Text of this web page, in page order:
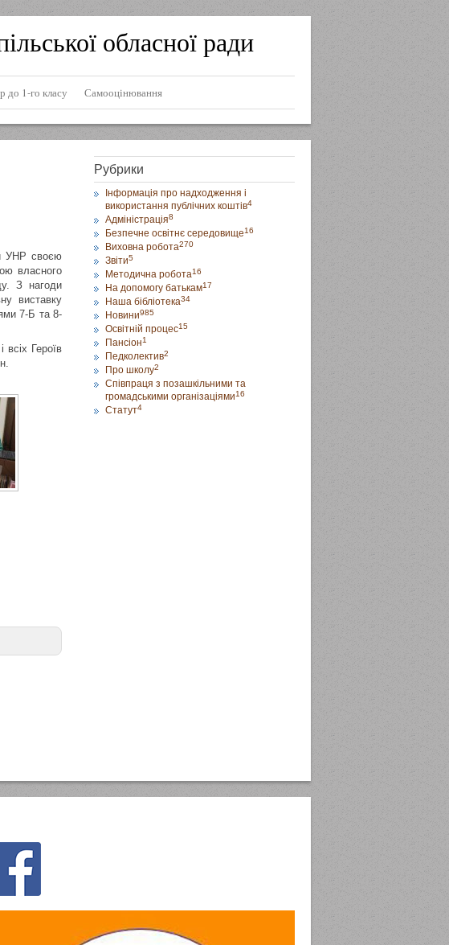
обласної ради
до 1-го класу Самооцінювання
УНР своєю
власного
З нагоди
виставку
7-Б та 8-
всіх Героїв
Рубрики
Інформація про надходження і
використання публічних коштів4
Адміністрація8
Безпечне освітнє середовище16
Виховна робота270
Звіти5
Методична робота16
На допомогу батькам17
Наша бібліотека34
Новини985
Освітній процес15
Пансіон1
Педколектив2
Про школу2
Співпраця з позашкільними та
громадськими організаціями16
Статут4